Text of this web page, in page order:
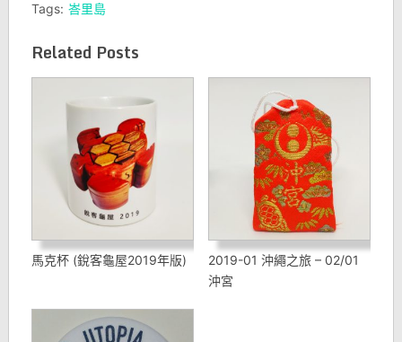
Tags: 峇里島
Related Posts
馬克杯 (銳客龜屋2019年版)
2019-01 沖繩之旅 – 02/01
沖宮